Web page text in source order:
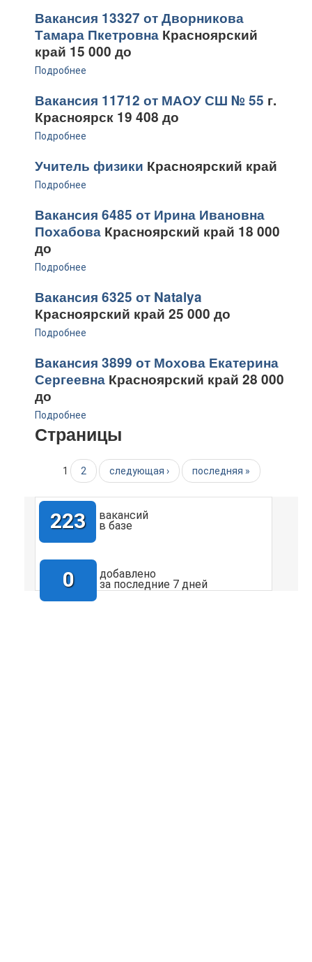
Вакансия 13327 от Дворникова
Тамара Пкетровна Красноярский
край 15 000 до
Подробнее
Вакансия 11712 от МАОУ СШ № 55 г.
Красноярск 19 408 до
Подробнее
Учитель физики Красноярский край
Подробнее
Вакансия 6485 от Ирина Ивановна
Похабова Красноярский край 18 000
до
Подробнее
Вакансия 6325 от Natalya
Красноярский край 25 000 до
Подробнее
Вакансия 3899 от Мохова Екатерина
Сергеевна Красноярский край 28 000
до
Подробнее
Страницы
1 2 следующая › последняя »
223 вакансий
в базе
0 добавлено
за последние 7 дней